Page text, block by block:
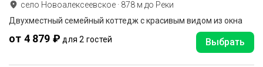
село Новоалексеевское · 878 м до Реки
Двухместный семейный коттедж с красивым видом из окна
от 4 879 ₽ для 2 гостей Выбрать